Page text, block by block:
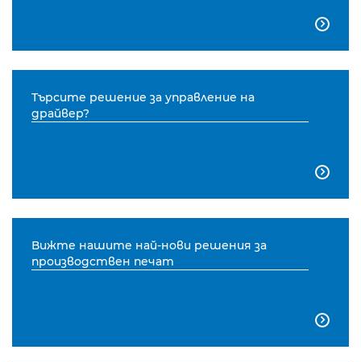

Търсите решение за управление на
драйвер?

Вижте нашите най-нови решения за
производствен печат
